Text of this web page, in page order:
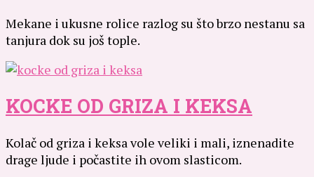
Mekane i ukusne rolice razlog su što brzo nestanu sa
tanjura dok su još tople.
KOCKE OD GRIZA I KEKSA
Kolač od griza i keksa vole veliki i mali, iznenadite
drage ljude i počastite ih ovom slasticom.